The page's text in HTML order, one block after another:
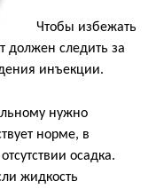
Чтобы избежать
должен следить за
инъекции.
нужно
норме, в
осадка.
жидкость